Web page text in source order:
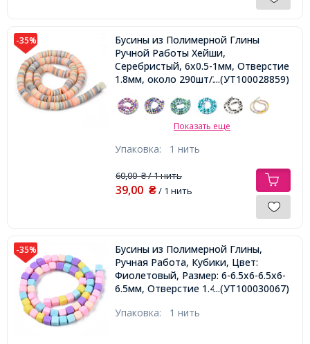
-35%
Бусины из Полимерной Глины
Ручной Работы Хейши,
Серебристый, 6x0.5-1мм, Отверстие
1.8мм, около 290шт/38см/нить,
...(УТ100028859)
Показать еще
Упаковка: 1 нить
60,00₴/ 1 нить
39,00 ₴/ 1 нить
-35%
Бусины из Полимерной Глины,
Ручная Работа, Кубики, Цвет:
Фиолетовый, Размер: 6-6.5х6-6.5х6-
6.5мм, Отверстие 1.4мм, около
...(УТ100030067)
Упаковка: 1 нить